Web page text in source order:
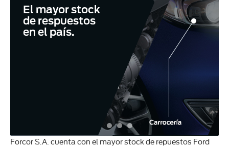
El mayor stock
de respuestos
en el país.
Forcor S.A. cuenta con el mayor stock de repuestos Ford